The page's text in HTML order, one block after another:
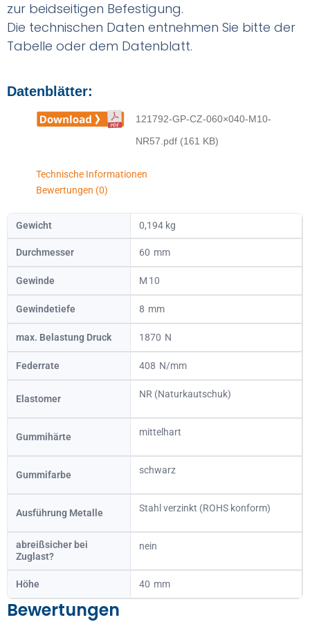
zur beidseitigen Befestigung.
Die technischen Daten entnehmen Sie bitte der
Tabelle oder dem Datenblatt.
Datenblätter:
121792-GP-CZ-060×040-M10-
NR57.pdf (161 KB)
Technische Informationen
Bewertungen (0)
Gewicht 0,194 kg
Durchmesser 60
Gewinde 10
Gewindetiefe 8
max. Belastung Druck 1870
Federrate 408
Elastomer NR (Naturkautschuk)
Gummihärte mittelhart
Gummifarbe schwarz
Ausführung Metalle Stahl verzinkt (ROHS konform)
abreißsicher bei
Zuglast?
nein
Höhe 40
Bewertungen